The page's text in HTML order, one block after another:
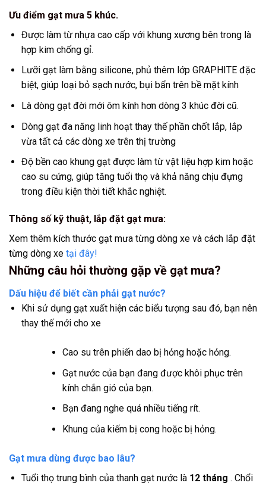
Ưu điểm gạt mưa 5 khúc.
Được làm từ nhựa cao cấp với khung xương bên trong là
hợp kim chống gỉ.
Lưỡi gạt làm bằng silicone, phủ thêm lớp GRAPHITE đặc
biệt, giúp loại bỏ sạch nước, bụi bẩn trên bề mặt kính
Là dòng gạt đời mới ôm kính hơn dòng 3 khúc đời cũ.
Dòng gạt đa năng linh hoạt thay thế phần chốt lắp, lắp
vừa tất cả các dòng xe trên thị trường
Độ bền cao khung gạt được làm từ vật liệu hợp kim hoặc
cao su cứng, giúp tăng tuổi thọ và khả năng chịu đựng
trong điều kiện thời tiết khắc nghiệt.
Thông số kỹ thuật, lắp đặt gạt mưa:
Xem thêm kích thước gạt mưa từng dòng xe và cách lắp đặt
từng dòng xe tại đây!
Những câu hỏi thường gặp về gạt mưa?
Dấu hiệu để biết cần phải gạt nước?
Khi sử dụng gạt xuất hiện các biểu tượng sau đó, bạn nên
thay thế mới cho xe
Cao su trên phiến dao bị hỏng hoặc hỏng.
Gạt nước của bạn đang được khôi phục trên
kính chắn gió của bạn.
Bạn đang nghe quá nhiều tiếng rít.
Khung của kiếm bị cong hoặc bị hỏng.
Gạt mưa dùng được bao lâu?
Tuổi thọ trung bình của thanh gạt nước là 12 tháng . Chổi